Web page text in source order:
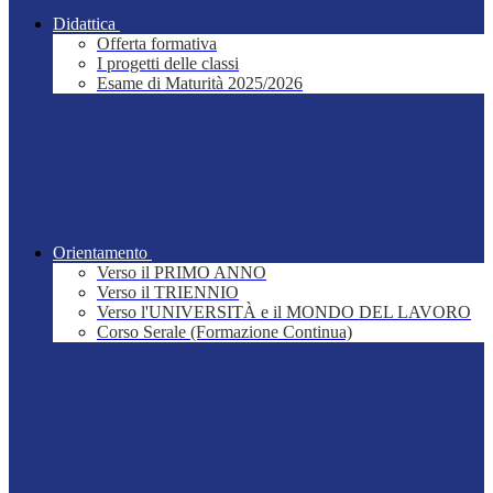
Didattica
Offerta formativa
I progetti delle classi
Esame di Maturità 2025/2026
Orientamento
Verso il PRIMO ANNO
Verso il TRIENNIO
Verso l'UNIVERSITÀ e il MONDO DEL LAVORO
Corso Serale (Formazione Continua)